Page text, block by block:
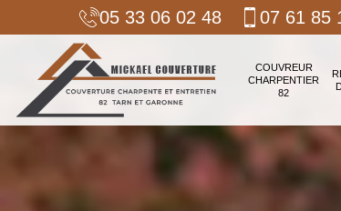
05 33 06 02 48 07 61 85
COUVREUR
CHARPENTIER
82